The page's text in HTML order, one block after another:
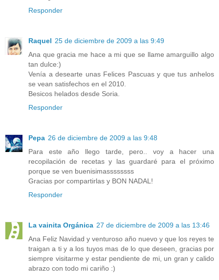
Responder
Raquel 25 de diciembre de 2009 a las 9:49
Ana que gracia me hace a mi que se llame amarguillo algo
tan dulce:)
Venía a desearte unas Felices Pascuas y que tus anhelos
se vean satisfechos en el 2010.
Besicos helados desde Soria.
Responder
Pepa 26 de diciembre de 2009 a las 9:48
Para este año llego tarde, pero.. voy a hacer una
recopilación de recetas y las guardaré para el próximo
porque se ven buenisimassssssss
Gracias por compartirlas y BON NADAL!
Responder
La vainita Orgánica 27 de diciembre de 2009 a las 13:46
Ana Feliz Navidad y venturoso año nuevo y que los reyes te
traigan a ti y a los tuyos mas de lo que deseen, gracias por
siempre visitarme y estar pendiente de mi, un gran y calido
abrazo con todo mi cariño :)